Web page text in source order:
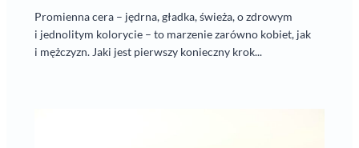
Promienna cera – jędrna, gładka, świeża, o zdrowym
i jednolitym kolorycie – to marzenie zarówno kobiet, jak
i mężczyzn. Jaki jest pierwszy konieczny krok...